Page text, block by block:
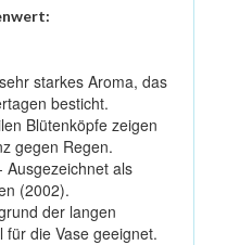
starkes Aroma, das
besticht.
Blütenköpfe zeigen
gegen Regen.
als
(2002).
der langen
für die Vase geeignet.